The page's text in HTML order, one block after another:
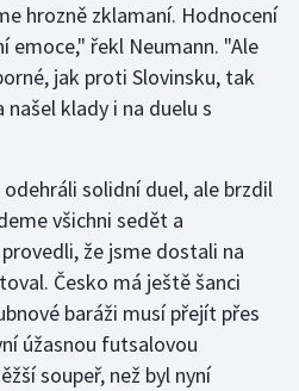
hrozně zklamaní. Hodnocení
emoce," řekl Neumann. "Ale
jak proti Slovinsku, tak
klady i na duelu s
solidní duel, ale brzdil
všichni sedět a
že jsme dostali na
Česko má ještě šanci
baráži musí přejít přes
úžasnou futsalovou
soupeř, než byl nyní